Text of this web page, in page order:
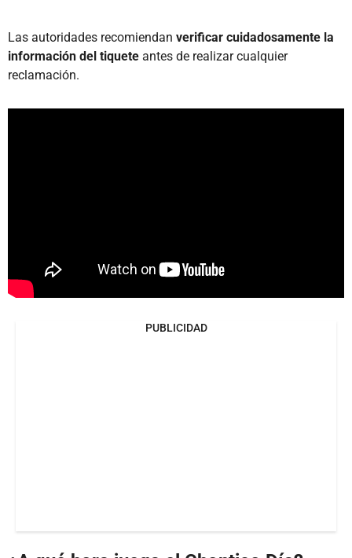
Las autoridades recomiendan verificar cuidadosamente la
información del tiquete antes de realizar cualquier
reclamación.
PUBLICIDAD